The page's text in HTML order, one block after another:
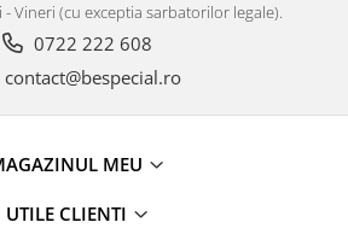
- Vineri (cu exceptia sarbatorilor legale).
0722 222 608
contact@bespecial.ro
MEU
UTILE CLIENTI